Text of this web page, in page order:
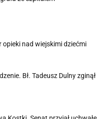
opieki nad wiejskimi dziećmi
Bł. Tadeusz Dulny zginął